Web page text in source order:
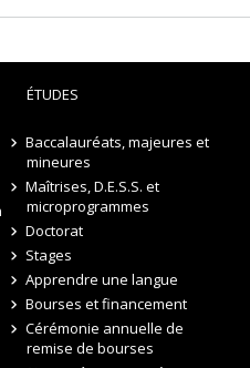
ÉTUDES
Baccalauréats, majeures et
mineures
Maîtrises, D.E.S.S. et
microprogrammes
Doctorat
Stages
Apprendre une langue
Bourses et financement
Cérémonie annuelle de
remise de bourses